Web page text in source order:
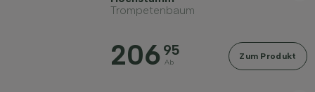
Trompetenbaum
206 95
Ab
Zum Produkt